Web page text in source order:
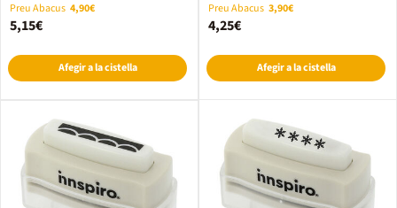
Preu Abacus 4,90€
5,15€
Afegir a la cistella
Preu Abacus 3,90€
4,25€
Afegir a la cistella